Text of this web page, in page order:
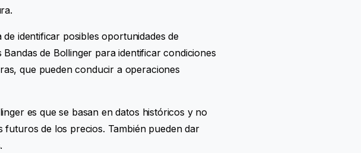
identificar posibles oportunidades de
de Bollinger para identificar condiciones
que pueden conducir a operaciones
es que se basan en datos históricos y no
de los precios. También pueden dar